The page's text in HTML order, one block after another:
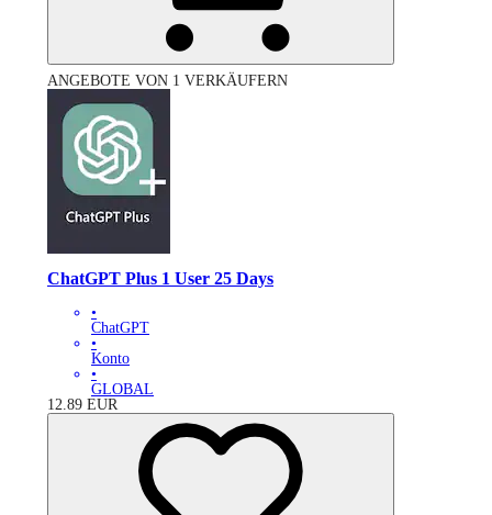
ANGEBOTE VON 1 VERKÄUFERN
ChatGPT Plus 1 User 25 Days
•
ChatGPT
•
Konto
•
GLOBAL
12.89 EUR